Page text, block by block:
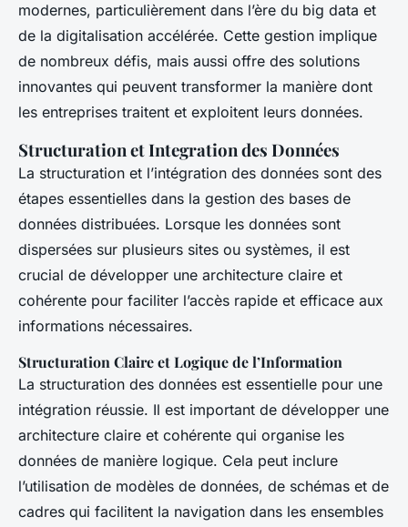
modernes, particulièrement dans l’ère du big data et
de la digitalisation accélérée. Cette gestion implique
de nombreux défis, mais aussi offre des solutions
innovantes qui peuvent transformer la manière dont
les entreprises traitent et exploitent leurs données.
Structuration et Integration des Données
La structuration et l’intégration des données sont des
étapes essentielles dans la gestion des bases de
données distribuées. Lorsque les données sont
dispersées sur plusieurs sites ou systèmes, il est
crucial de développer une architecture claire et
cohérente pour faciliter l’accès rapide et efficace aux
informations nécessaires.
Structuration Claire et Logique de l’Information
La structuration des données est essentielle pour une
intégration réussie. Il est important de développer une
architecture claire et cohérente qui organise les
données de manière logique. Cela peut inclure
l’utilisation de modèles de données, de schémas et de
cadres qui facilitent la navigation dans les ensembles